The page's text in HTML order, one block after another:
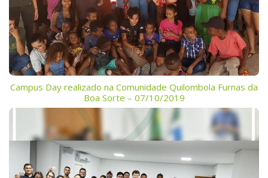
Campus Day realizado na Comunidade Quilombola Furnas da
Boa Sorte – 07/10/2019